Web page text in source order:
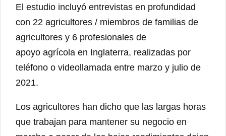
El estudio incluyó entrevistas en profundidad
con 22 agricultores / miembros de familias de
agricultores y 6 profesionales de
apoyo agrícola en Inglaterra, realizadas por
teléfono o videollamada entre marzo y julio de
2021.
Los agricultores han dicho que las largas horas
que trabajan para mantener su negocio en